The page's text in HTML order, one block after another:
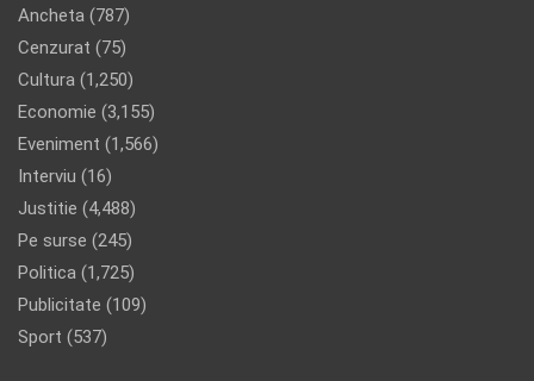
Ancheta (787)
Cenzurat (75)
Cultura (1,250)
Economie (3,155)
Eveniment (1,566)
Interviu (16)
Justitie (4,488)
Pe surse (245)
Politica (1,725)
Publicitate (109)
Sport (537)